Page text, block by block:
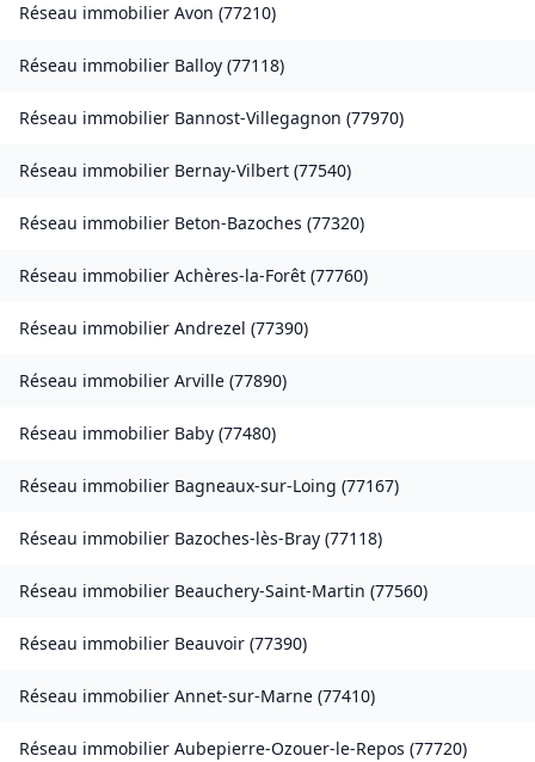
Réseau immobilier Avon (77210)
Réseau immobilier Balloy (77118)
Réseau immobilier Bannost-Villegagnon (77970)
Réseau immobilier Bernay-Vilbert (77540)
Réseau immobilier Beton-Bazoches (77320)
Réseau immobilier Achères-la-Forêt (77760)
Réseau immobilier Andrezel (77390)
Réseau immobilier Arville (77890)
Réseau immobilier Baby (77480)
Réseau immobilier Bagneaux-sur-Loing (77167)
Réseau immobilier Bazoches-lès-Bray (77118)
Réseau immobilier Beauchery-Saint-Martin (77560)
Réseau immobilier Beauvoir (77390)
Réseau immobilier Annet-sur-Marne (77410)
Réseau immobilier Aubepierre-Ozouer-le-Repos (77720)